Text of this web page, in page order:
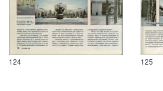
124 125